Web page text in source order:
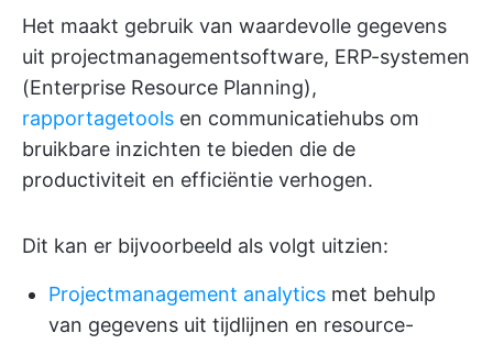
Het maakt gebruik van waardevolle gegevens
uit projectmanagementsoftware, ERP-systemen
(Enterprise Resource Planning),
rapportagetools en communicatiehubs om
bruikbare inzichten te bieden die de
productiviteit en efficiëntie verhogen.
Dit kan er bijvoorbeeld als volgt uitzien:
Projectmanagement analytics met behulp
van gegevens uit tijdlijnen en resource-